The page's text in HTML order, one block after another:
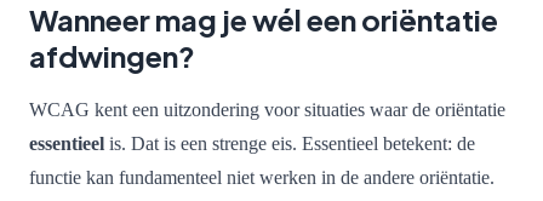
Wanneer mag je wél een oriëntatie
afdwingen?
WCAG kent een uitzondering voor situaties waar de oriëntatie
essentieel is. Dat is een strenge eis. Essentieel betekent: de
functie kan fundamenteel niet werken in de andere oriëntatie.